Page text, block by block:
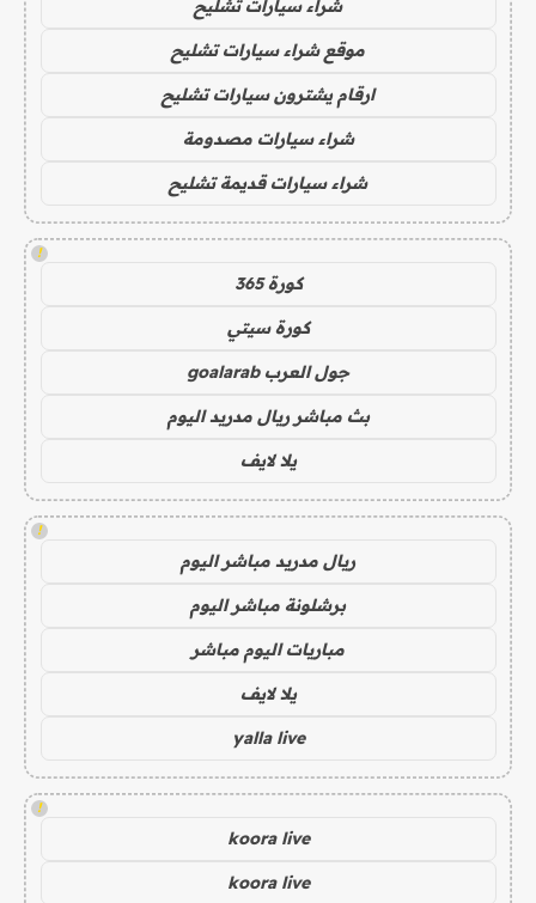
شراء سيارات تشليح
موقع شراء سيارات تشليح
ارقام يشترون سيارات تشليح
شراء سيارات مصدومة
شراء سيارات قديمة تشليح
!
كورة 365
كورة سيتي
جول العرب goalarab
بث مباشر ريال مدريد اليوم
يلا لايف
!
ريال مدريد مباشر اليوم
برشلونة مباشر اليوم
مباريات اليوم مباشر
يلا لايف
yalla live
!
koora live
koora live